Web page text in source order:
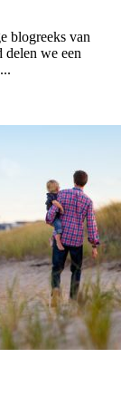
blogreeks van
delen we een